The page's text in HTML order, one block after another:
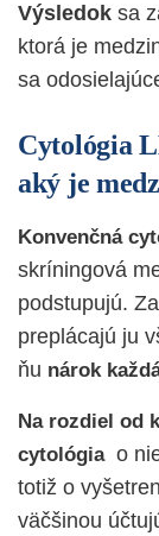
Výsledok sa
ktorá je
sa
Cytológia
aký je
Konvenčná
skríningová
podstupujú.
preplácajú ju
ňu nárok
Na rozdiel od
cytológia o
totiž o
väčšinou